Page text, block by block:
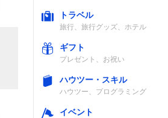
トラベル
旅行、旅行グッズ、ホテル
ギフト
プレゼント、お祝い
ハウツー・スキル
ハウツー、プログラミング
イベント